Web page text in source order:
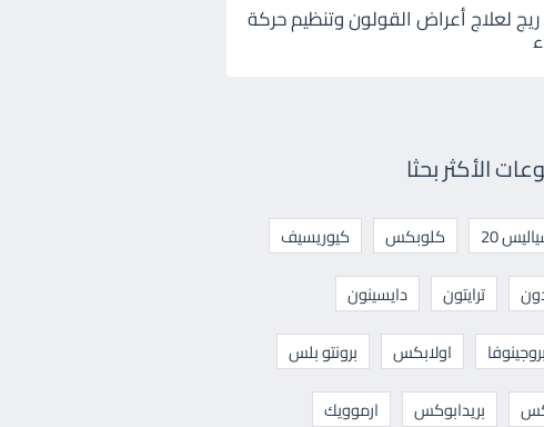
لعلاج أعراض القولون وتنظيم حركة
الأكثر بحثا
20 كلوبكس
كيوريسيف
ترايتون
دايسينون
اولابكس
برونتو بلس
بريدابوكس
ارموويك